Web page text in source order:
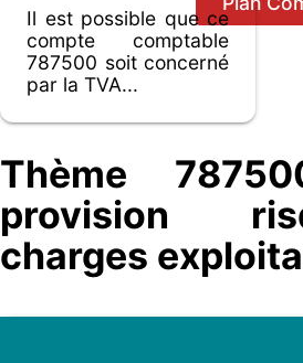
Il est possible que ce
compte comptable
787500 soit concerné
par la TVA...
Thème
provision
charges